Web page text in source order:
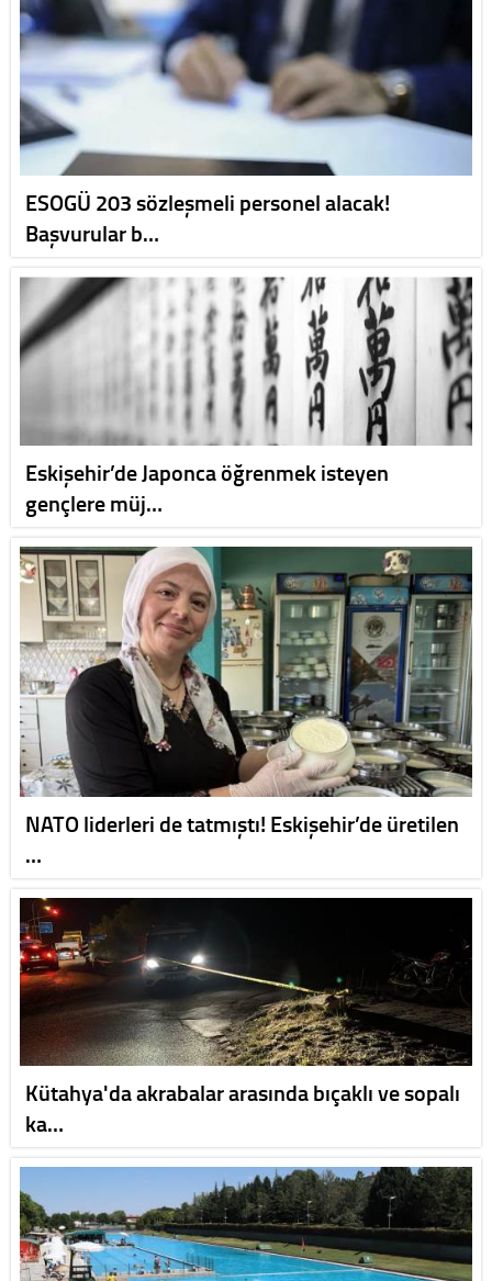
ESOGÜ 203 sözleşmeli personel alacak!
Başvurular b…
Eskişehir’de Japonca öğrenmek isteyen
gençlere müj…
NATO liderleri de tatmıştı! Eskişehir’de üretilen
…
Kütahya'da akrabalar arasında bıçaklı ve sopalı
ka…